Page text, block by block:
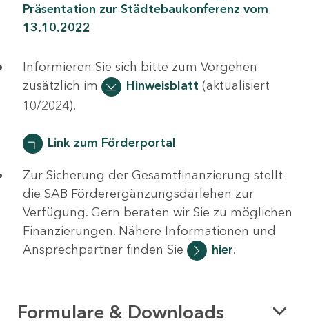
Präsentation zur Städtebaukonferenz vom
13.10.2022
Informieren Sie sich bitte zum Vorgehen
zusätzlich im
Hinweisblatt (aktualisiert
10/2024).
Link zum Förderportal
Zur Sicherung der Gesamtfinanzierung stellt
die SAB Förderergänzungsdarlehen zur
Verfügung. Gern beraten wir Sie zu möglichen
Finanzierungen. Nähere Informationen und
Ansprechpartner finden Sie
hier.
Formulare & Downloads